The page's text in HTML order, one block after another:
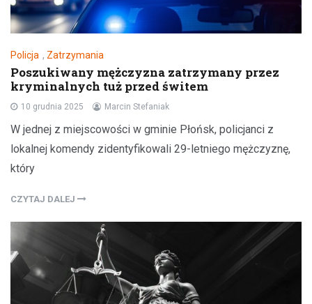
Policja , Zatrzymania
Poszukiwany mężczyzna zatrzymany przez
kryminalnych tuż przed świtem
10 grudnia 2025 Marcin Stefaniak
W jednej z miejscowości w gminie Płońsk, policjanci z
lokalnej komendy zidentyfikowali 29-letniego mężczyznę,
który
CZYTAJ DALEJ